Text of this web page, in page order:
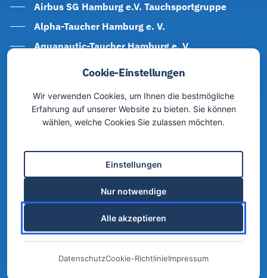
Airbus SG Hamburg e.V. Tauchsportgruppe
Alpha-Taucher Hamburg e. V.
Aquanautic-Taucher Hamburg e. V.
DUC Hamburg e. V.
HfK Tauchsportgruppe
Hochschultauchsportgruppe e. V.
TC Hamburg Divers e. V.
Tauchclub Volksdorf e. V. (TCV)
Turnerschaft Harburg e. V., Sparte Tauchen
Unterwasserclub Bergedorf e. V. (UCB)
Cookie-Einstellungen
Wir verwenden Cookies, um Ihnen die bestmögliche
Erfahrung auf unserer Website zu bieten. Sie können
wählen, welche Cookies Sie zulassen möchten.
Einstellungen
Nur notwendige
Alle akzeptieren
DatenschutzCookie-RichtlinieImpressum